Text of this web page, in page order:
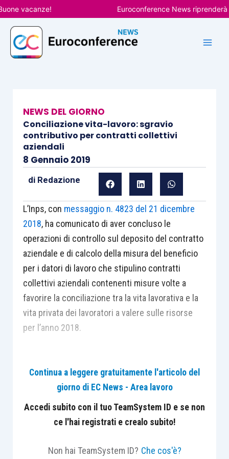
Vai
al
contenuto
vacanze! Euroconference News riprenderà le
NEWS DEL GIORNO
Conciliazione vita-lavoro: sgravio
contributivo per contratti collettivi
aziendali
8 Gennaio 2019
di Redazione
L’Inps, con messaggio n. 4823 del 21 dicembre
2018, ha comunicato di aver concluso le
operazioni di controllo sul deposito del contratto
aziendale e di calcolo della misura del beneficio
per i datori di lavoro che stipulino contratti
collettivi aziendali contenenti misure volte a
favorire la conciliazione tra la vita lavorativa e la
vita privata dei lavoratori a valere sulle risorse
per l’anno 2018.
comunicazione all’interno del modulo di istanza
“Conciliazione Vita-Lavoro 2018” della
piattaforma DiResCo, dell’esito della domanda e
dell’importo di sgravio eventualmente
Continua a leggere gratuitamente l'articolo del
giorno di EC News - Area lavoro
Accedi subito con il tuo TeamSystem ID e se non
ce l'hai registrati e crealo subito!
Non hai TeamSystem ID? Che cos'è?